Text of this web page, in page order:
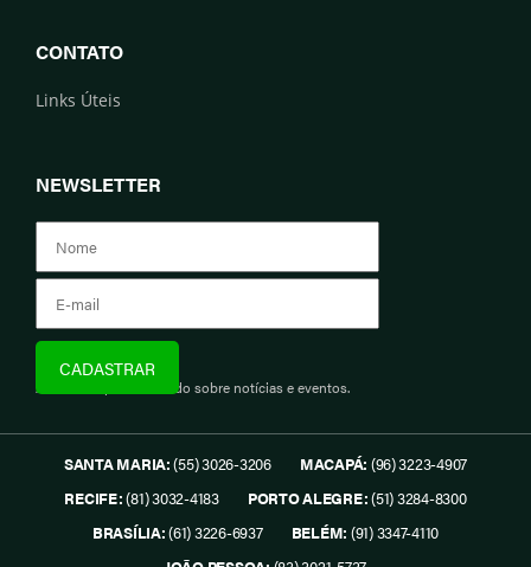
CONTATO
Links Úteis
NEWSLETTER
Assine e fique informado sobre notícias e eventos.
SANTA MARIA:(55) 3026-3206 MACAPÁ: (96) 3223-4907
RECIFE:(81) 3032-4183 PORTO ALEGRE:(51) 3284-8300
BRASÍLIA:(61) 3226-6937 BELÉM: (91) 3347-4110